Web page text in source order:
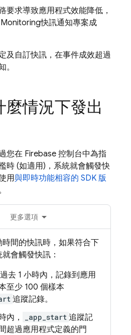
要求導致應用程式效能降低，
快訊通知專案成
及自訂快訊，在事件成效超過
。
麼情況下發出
您在 Firebase 控制台中為指
時 (如適用)，系統就會觸發快
用與即時功能相容的 SDK 版
更多選項
間的快訊時，如果符合下
會觸發快訊：
去 1 小時內，記錄到應用
至少 100 個樣本
追蹤記錄。
內，
_app_start 追蹤記
超過應用程式定義的門